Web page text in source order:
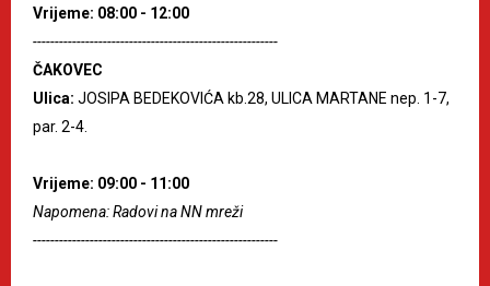
Vrijeme: 08:00 - 12:00
--------------------------------------------------------
ČAKOVEC
Ulica: JOSIPA BEDEKOVIĆA kb.28, ULICA MARTANE nep. 1-7,
par. 2-4.
Vrijeme: 09:00 - 11:00
Napomena: Radovi na NN mreži
--------------------------------------------------------